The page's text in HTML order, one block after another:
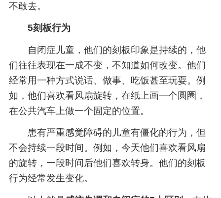
不敢去。
5刻板行为
自闭症儿童，他们的刻板印象是持续的，他
们往往表现在一成不变，不知道如何改变。他们
经常用一种方式说话、做事、吃饭甚至玩耍。例
如，他们喜欢看风扇旋转，在纸上画一个圆圈，
在公共汽车上做一个固定的位置。
患有严重感觉障碍的儿童有僵化的行为，但
不会持续一段时间。例如，今天他们喜欢看风扇
的旋转，一段时间后他们喜欢转身。他们的刻板
行为经常发生变化。